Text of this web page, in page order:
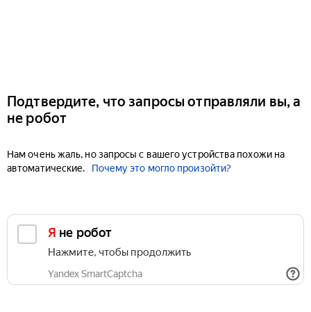
Подтвердите, что запросы отправляли вы, а
не робот
Нам очень жаль, но запросы с вашего устройства похожи на
автоматические.
Почему это могло произойти?
Я не робот
Нажмите, чтобы продолжить
Yandex SmartCaptcha